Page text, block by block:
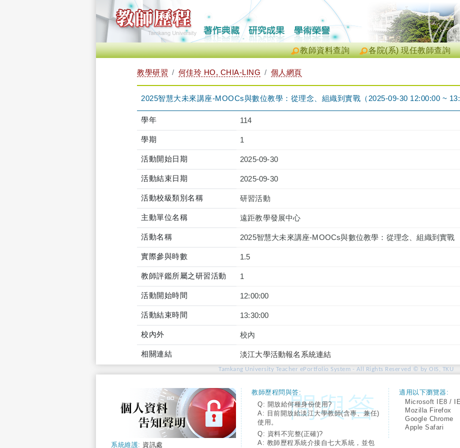
各院(系) 現任教師查詢
教師資料查詢
教學研習 何佳玲 HO, CHIA-LING 個人網頁
2025智慧大未來講座-MOOCs與數位教學：從理念、組織到實戰（2025-09-30 12:00:00 ~
學年 114
學期 1
活動開始日期 2025-09-30
活動結束日期 2025-09-30
活動校級類別名稱 研習活動
主動單位名稱 遠距教學發展中心
活動名稱 2025智慧大未來講座-MOOCs與數位教學：從理念、組織到實戰
實際參與時數 1.5
教師評鑑所屬之研習活動 1
活動開始時間 12:00:00
活動結束時間 13:30:00
校內外 校內
相關連結 淡江大學活動報名系統連結
Tamkang University Teacher ePortfolio System - All Rights Reserved © by OIS, TKU
系統維護: 資訊處
教師歷程問與答:
Q: 開放給何種身份使用?
A: 目前開放給淡江大學教師(含專、兼任)
使用。
Q: 資料不完整(正確)?
A: 教師歷程系統介接自七大系統，並包
適用以下瀏覽器:
Microsoft IE8 /
Mozilla Firefox
Google Chrome
Apple Safari